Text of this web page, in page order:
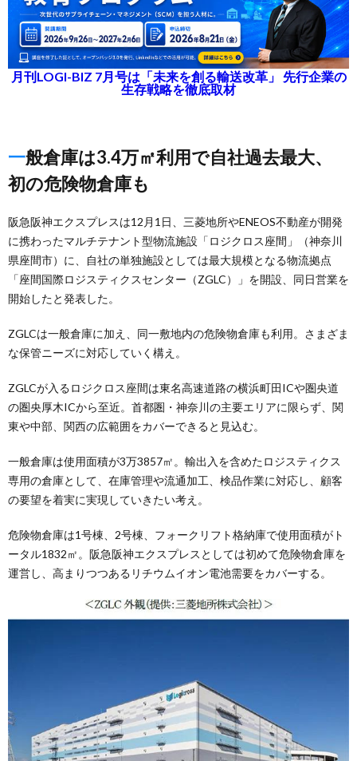
月刊LOGI-BIZ 7月号は「未来を創る輸送改革」 先行企業の
生存戦略を徹底取材
一般倉庫は3.4万㎡利用で自社過去最大、
初の危険物倉庫も
阪急阪神エクスプレスは12月1日、三菱地所やENEOS不動産が開発
に携わったマルチテナント型物流施設「ロジクロス座間」（神奈川
県座間市）に、自社の単独施設としては最大規模となる物流拠点
「座間国際ロジスティクスセンター（ZGLC）」を開設、同日営業を
開始したと発表した。
ZGLCは一般倉庫に加え、同一敷地内の危険物倉庫も利用。さまざま
な保管ニーズに対応していく構え。
ZGLCが入るロジクロス座間は東名高速道路の横浜町田ICや圏央道
の圏央厚木ICから至近。首都圏・神奈川の主要エリアに限らず、関
東や中部、関西の広範囲をカバーできると見込む。
一般倉庫は使用面積が3万3857㎡。輸出入を含めたロジスティクス
専用の倉庫として、在庫管理や流通加工、検品作業に対応し、顧客
の要望を着実に実現していきたい考え。
危険物倉庫は1号棟、2号棟、フォークリフト格納庫で使用面積がト
ータル1832㎡。阪急阪神エクスプレスとしては初めて危険物倉庫を
運営し、高まりつつあるリチウムイオン電池需要をカバーする。